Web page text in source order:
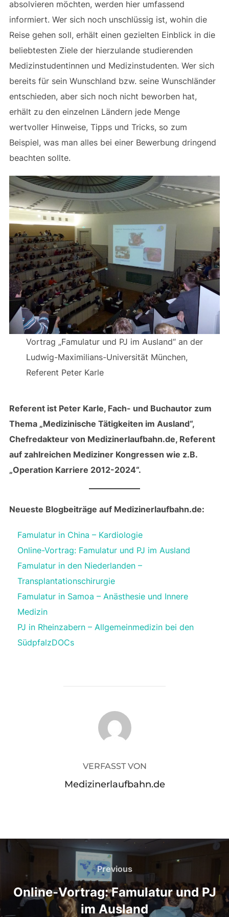
absolvieren möchten, werden hier umfassend
informiert. Wer sich noch unschlüssig ist, wohin die
Reise gehen soll, erhält einen gezielten Einblick in die
beliebtesten Ziele der hierzulande studierenden
Medizinstudentinnen und Medizinstudenten. Wer sich
bereits für sein Wunschland bzw. seine Wunschländer
entschieden, aber sich noch nicht beworben hat,
erhält zu den einzelnen Ländern jede Menge
wertvoller Hinweise, Tipps und Tricks, so zum
Beispiel, was man alles bei einer Bewerbung dringend
beachten sollte.
Vortrag „Famulatur und PJ im Ausland“ an der
Ludwig-Maximilians-Universität München,
Referent Peter Karle
Referent ist Peter Karle, Fach- und Buchautor zum
Thema „Medizinische Tätigkeiten im Ausland“,
Chefredakteur von Medizinerlaufbahn.de, Referent
auf zahlreichen Mediziner Kongressen wie z.B.
„Operation Karriere 2012-2024“.
Neueste Blogbeiträge auf Medizinerlaufbahn.de:
Famulatur in China – Kardiologie
Online-Vortrag: Famulatur und PJ im Ausland
Famulatur in den Niederlanden –
Transplantationschirurgie
Famulatur in Samoa – Anästhesie und Innere
Medizin
PJ in Rheinzabern – Allgemeinmedizin bei den
SüdpfalzDOCs
BEITRAGSAUTOR
VERFASST VON
Medizinerlaufbahn.de
Beitragsnavigation
Previous
Previous
Online-Vortrag: Famulatur und PJ
im Ausland